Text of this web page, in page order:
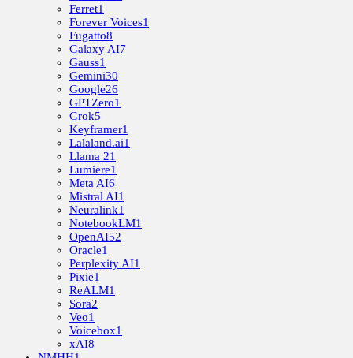
Ferret1
Forever Voices1
Fugatto8
Galaxy AI7
Gauss1
Gemini30
Google26
GPTZero1
Grok5
Keyframer1
Lalaland.ai1
Llama 21
Lumiere1
Meta AI6
Mistral AI1
Neuralink1
NotebookLM1
OpenAI52
Oracle1
Perplexity AI1
Pixie1
ReALM1
Sora2
Veo1
Voicebox1
xAI8